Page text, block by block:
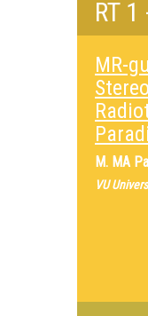
RT
MR-
M. MA
VU